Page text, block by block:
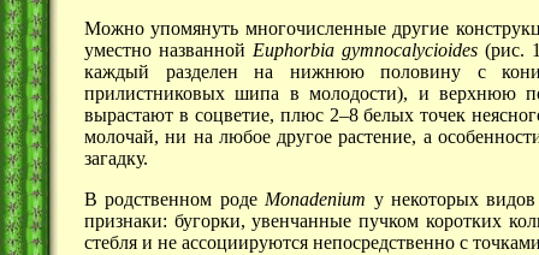
Можно упомянуть многочисленные другие
уместно названной Euphorbia gymnocalycioides (рис.
каждый разделен на нижнюю половину с
прилистниковых шипа в молодости), и верхнюю
вырастают в соцветие, плюс 2–8 белых точек
молочай, ни на любое другое растение, а
загадку.
В родственном родеMonadenium у некоторых
признаки: бугорки, увенчанные пучком коротких
стебля и не ассоциируются непосредственно с